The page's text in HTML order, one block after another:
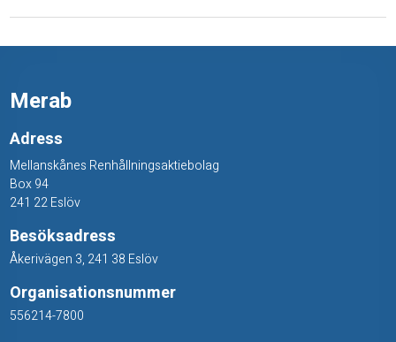
o
m
m
e
ä
Merab
Adress
Mellanskånes Renhållningsaktiebolag
Box 94
241 22 Eslöv
Besöksadress
Åkerivägen 3, 241 38 Eslöv
Organisationsnummer
556214-7800